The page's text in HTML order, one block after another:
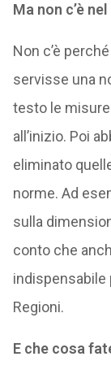
Ma non c’è
Non c’è
servisse una
testo le
all’inizio. Poi
eliminato
norme. Ad
sulla
conto che
indispensabile
Regioni.
E che cosa